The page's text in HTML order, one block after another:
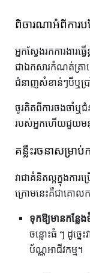
ពិចារណាអំពីការប
អ្នកស្វែងរកការងា
ជាឯកសារកំណត់ត្រាព
ជំនាញសំខាន់ៗបីឬប្
ចូរគិតពីការចងចាំឬ
របស់អ្នកហើយជួយមនុ
គន្លឹះរចនាសម្រា
វាជាគំនិតល្អក្នុងកា
ក្រោមនេះគឺជាគោ
ទុកឱ្យមានកន្លែង
ចន្លោះធំ ៗ ដូច្ន
ប័ណ្ណអាជីវកម្ម។